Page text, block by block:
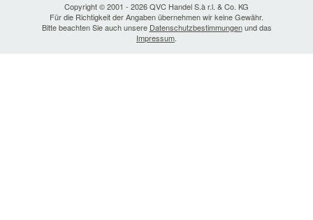
Copyright © 2001 - 2026 QVC Handel S.à r.l. & Co. KG
Für die Richtigkeit der Angaben übernehmen wir keine Gewähr.
Bitte beachten Sie auch unsere Datenschutzbestimmungenund das
Impressum.